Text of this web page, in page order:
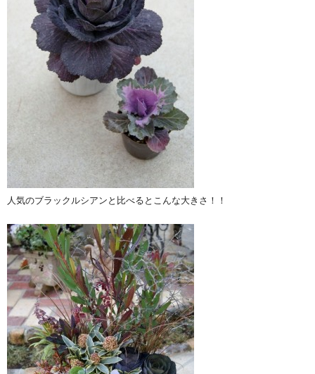
人気のブラックルシアンと比べるとこんな大きさ！！